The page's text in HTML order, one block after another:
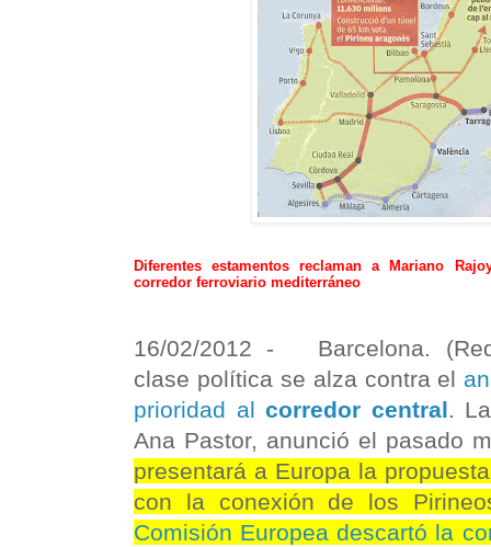
Diferentes estamentos reclaman a Mariano
corredor ferroviario mediterráneo
16/02/2012 - Barcelona.
clase política se alza contra el
prioridad alcorredor central.
Ana Pastor, anunció el pasado
presentará a Europa la
con la conexión de los
Comisión Europea descartó la